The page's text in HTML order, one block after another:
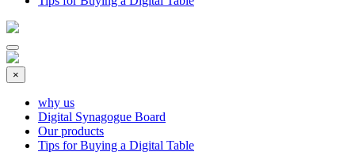
×
why us
Digital Synagogue Board
Our products
Tips for Buying a Digital Table